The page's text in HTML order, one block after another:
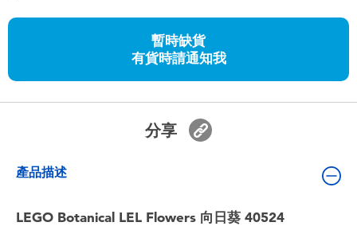
任天堂 Switch
盲盒
人氣角色
暫時缺貨
有貨時請通知我
分享
產品描述
LEGO Botanical LEL Flowers 向日葵 40524